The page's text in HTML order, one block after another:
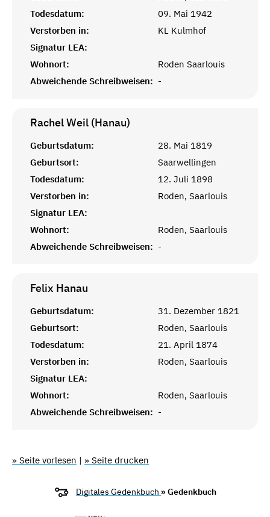
Todesdatum:
09. Mai 1942
Verstorben in:
KL Kulmhof
Signatur LEA:
Wohnort:
Roden Saarlouis
Abweichende Schreibweisen: -
Rachel Weil (Hanau)
Geburtsdatum:
28. Mai 1819
Geburtsort:
Saarwellingen
Todesdatum:
12. Juli 1898
Verstorben in:
Roden, Saarlouis
Signatur LEA:
Wohnort:
Roden, Saarlouis
Abweichende Schreibweisen: -
Felix Hanau
Geburtsdatum:
31. Dezember 1821
Geburtsort:
Roden, Saarlouis
Todesdatum:
21. April 1874
Verstorben in:
Roden, Saarlouis
Signatur LEA:
Wohnort:
Roden, Saarlouis
Abweichende Schreibweisen: -
» Seite vorlesen | » Seite drucken
Digitales Gedenkbuch » Gedenkbuch